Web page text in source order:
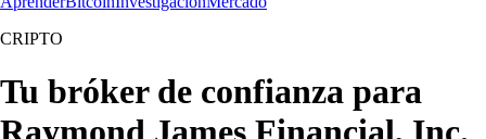
CRIPTO
Tu bróker de confianza para